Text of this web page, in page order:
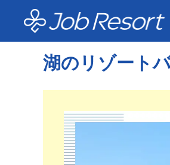
HOME 湖のリゾートバイト
湖のリゾート